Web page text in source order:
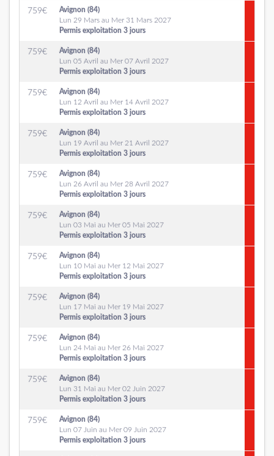
759€
Avignon (84)
Lun 29 Mars au Mer 31 Mars 2027
Permis exploitation 3 jours
759€
Avignon (84)
Lun 05 Avril au Mer 07 Avril 2027
Permis exploitation 3 jours
759€
Avignon (84)
Lun 12 Avril au Mer 14 Avril 2027
Permis exploitation 3 jours
759€
Avignon (84)
Lun 19 Avril au Mer 21 Avril 2027
Permis exploitation 3 jours
759€
Avignon (84)
Lun 26 Avril au Mer 28 Avril 2027
Permis exploitation 3 jours
759€
Avignon (84)
Lun 03 Mai au Mer 05 Mai 2027
Permis exploitation 3 jours
759€
Avignon (84)
Lun 10 Mai au Mer 12 Mai 2027
Permis exploitation 3 jours
759€
Avignon (84)
Lun 17 Mai au Mer 19 Mai 2027
Permis exploitation 3 jours
759€
Avignon (84)
Lun 24 Mai au Mer 26 Mai 2027
Permis exploitation 3 jours
759€
Avignon (84)
Lun 31 Mai au Mer 02 Juin 2027
Permis exploitation 3 jours
759€
Avignon (84)
Lun 07 Juin au Mer 09 Juin 2027
Permis exploitation 3 jours